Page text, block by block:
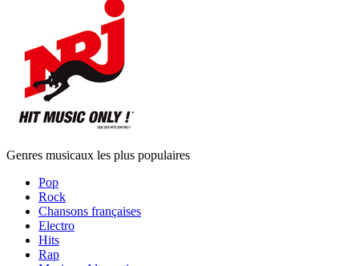
Genres musicaux les plus populaires
Pop
Rock
Chansons françaises
Electro
Hits
Rap